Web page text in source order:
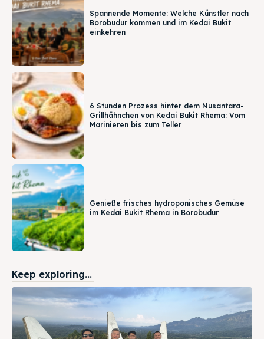
Spannende Momente: Welche Künstler nach
Borobudur kommen und im Kedai Bukit
einkehren
6 Stunden Prozess hinter dem Nusantara-
Grillhähnchen von Kedai Bukit Rhema: Vom
Marinieren bis zum Teller
Genieße frisches hydroponisches Gemüse
im Kedai Bukit Rhema in Borobudur
Keep exploring...